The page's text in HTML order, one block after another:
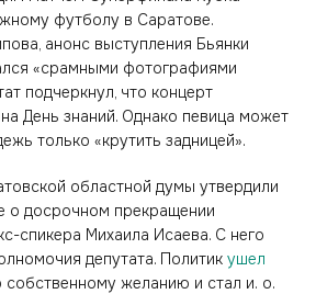
футболу в Саратове.
анонс выступления Бьянки
«срамными фотографиями
подчеркнул, что концерт
День знаний. Однако певица может
только «крутить задницей».
областной думы утвердили
о досрочном прекращении
спикера Михаила Исаева. С него
депутата. Политик ушел
желанию и стал и. о.